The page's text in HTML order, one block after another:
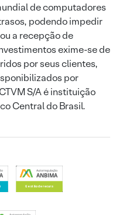
de computadores
podendo impedir
a recepção de
exime-se de
por seus clientes,
por
S/A é instituição
Central do Brasil.